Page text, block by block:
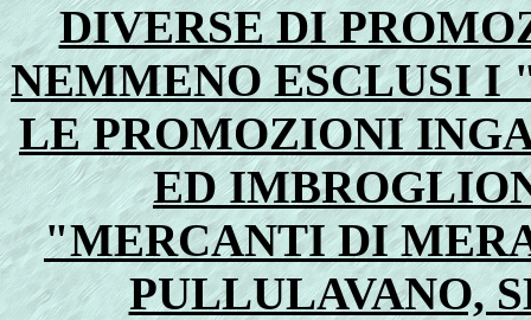
DIVERSE DI
NEMMENO ESCLUSI
LE PROMOZIONI
ED
"MERCANTI DI
PULLULAVANO,